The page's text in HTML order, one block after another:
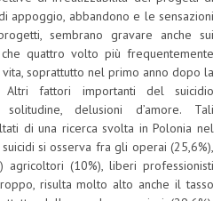
appoggio, abbandono e le sensazioni
sembrano gravare anche sui
quattro volto più frequentemente
soprattutto nel primo anno dopo la
fattori importanti del suicidio
delusioni d’amore. Tali
di una ricerca svolta in Polonia nel
si osserva fra gli operai (25,6%),
agricoltori (10%), liberi professionisti
risulta molto alto anche il tasso